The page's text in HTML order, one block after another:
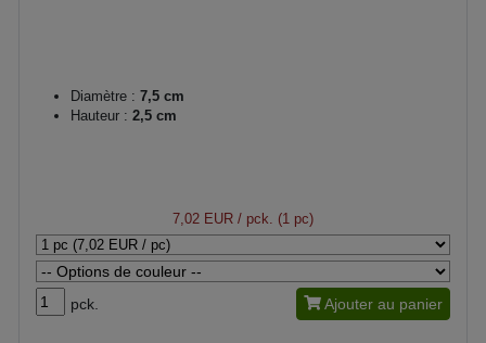
Diamètre : 7,5 cm
Hauteur : 2,5 cm
7,02 EUR / pck. (1 pc)
pck. Ajouter au panier